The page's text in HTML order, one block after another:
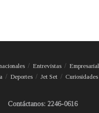
Entrevistas Empresarial
Deportes Jet Set Curiosidades
Contáctanos: 2246-0616